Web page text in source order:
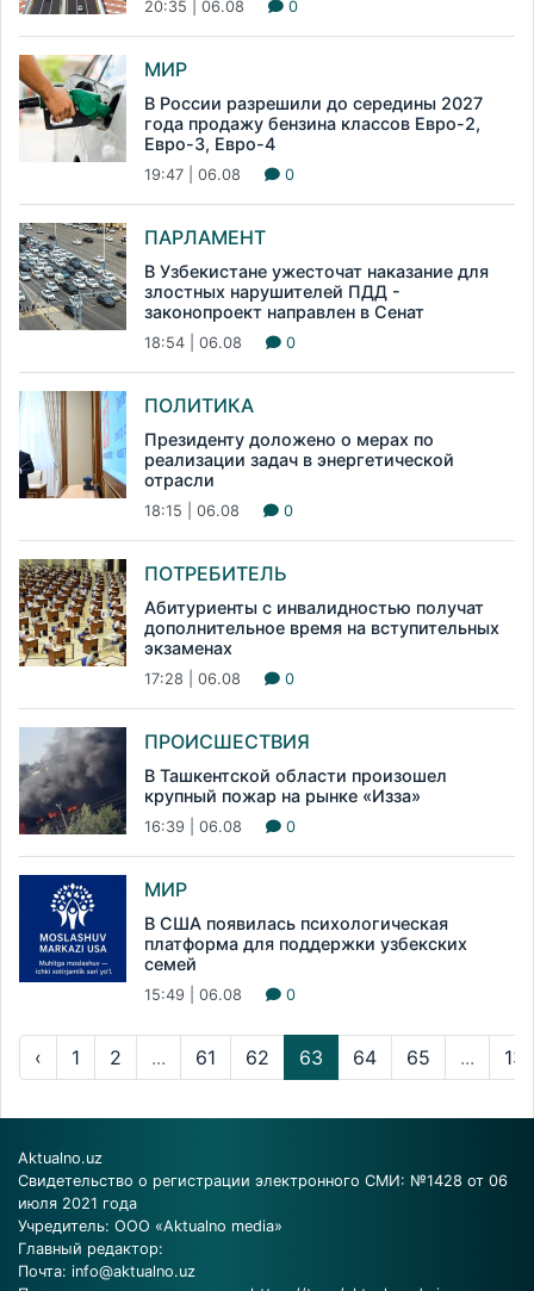
20:35 | 06.08 0
МИР
В России разрешили до середины 2027
года продажу бензина классов Евро-2,
Евро-3, Евро-4
19:47 | 06.08 0
ПАРЛАМЕНТ
В Узбекистане ужесточат наказание для
злостных нарушителей ПДД -
законопроект направлен в Сенат
18:54 | 06.08 0
ПОЛИТИКА
Президенту доложено о мерах по
реализации задач в энергетической
отрасли
18:15 | 06.08 0
ПОТРЕБИТЕЛЬ
Абитуриенты с инвалидностью получат
дополнительное время на вступительных
экзаменах
17:28 | 06.08 0
ПРОИСШЕСТВИЯ
В Ташкентской области произошел
крупный пожар на рынке «Изза»
16:39 | 06.08 0
МИР
В США появилась психологическая
платформа для поддержки узбекских
семей
15:49 | 06.08 0
‹ 1 2 ... 61 62 63 64 65 ...
Aktualno.uz
Свидетельство о регистрации электронного СМИ: №1428 от 06
июля 2021 года
Учредитель: ООО «Aktualno media»
Главный редактор:
Почта: info@aktualno.uz